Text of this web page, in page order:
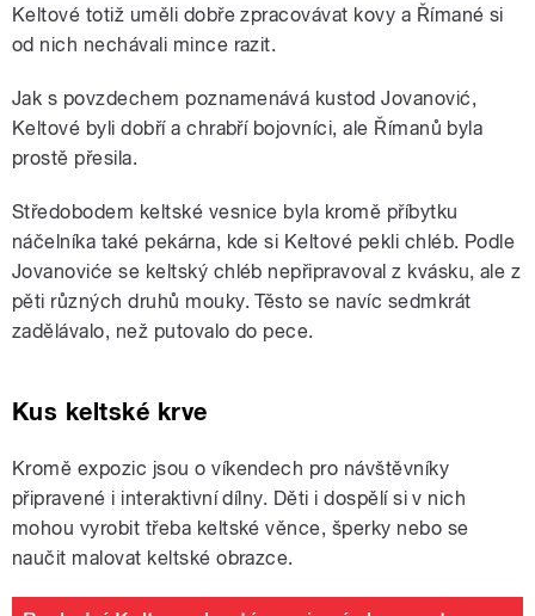
Keltové totiž uměli dobře zpracovávat kovy a Římané si
od nich nechávali mince razit.
Jak s povzdechem poznamenává kustod Jovanović,
Keltové byli dobří a chrabří bojovníci, ale Římanů byla
prostě přesila.
Středobodem keltské vesnice byla kromě příbytku
náčelníka také pekárna, kde si Keltové pekli chléb. Podle
Jovanoviće se keltský chléb nepřipravoval z kvásku, ale z
pěti různých druhů mouky. Těsto se navíc sedmkrát
zadělávalo, než putovalo do pece.
Kus keltské krve
Kromě expozic jsou o víkendech pro návštěvníky
připravené i interaktivní dílny. Děti i dospělí si v nich
mohou vyrobit třeba keltské věnce, šperky nebo se
naučit malovat keltské obrazce.